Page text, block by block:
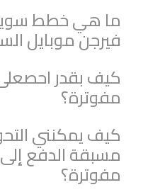
ما هي خطط
فيرجن موبايل
كيف بقدر
مفوترة؟
كيف يمكنني
مسبقة الدفع
مفوترة؟